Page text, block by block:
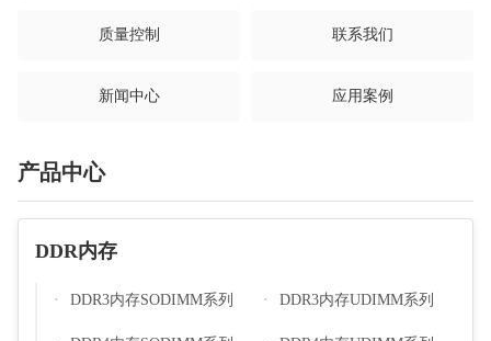
质量控制 联系我们
新闻中心 应用案例
产品中心
DDR内存
DDR3内存SODIMM系列 DDR3内存UDIMM系列